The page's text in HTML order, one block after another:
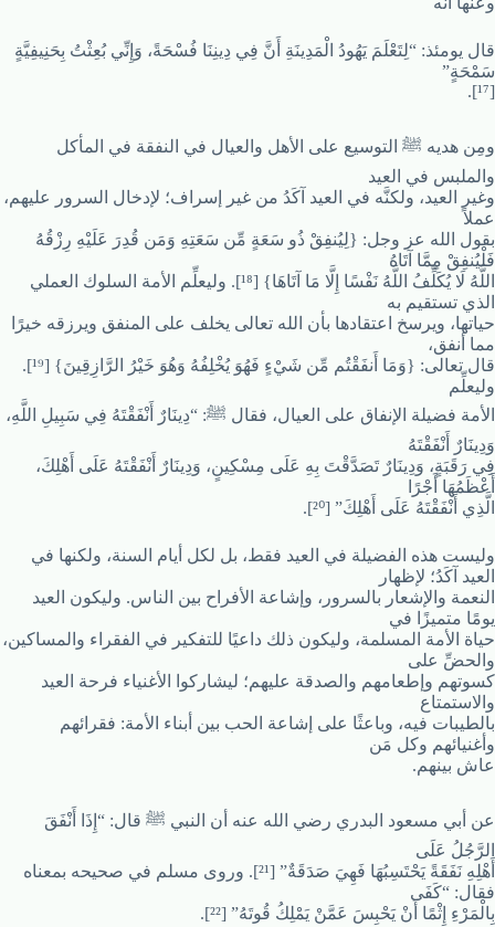
قال يومئذ: “لِتَعْلَمَ يَهُودُ الْمَدِينَةِ أَنَّ فِي دِينِنَا فُسْحَةً، وَإِنِّي بُعِثْتُ بِحَنِيفِيَّةٍ
سَمْحَةٍ”
[¹⁷].
ومِن هديه ﷺ التوسيع على الأهل والعيال في النفقة في المأكل
والملبس في العيد
وغير العيد، ولكنَّه في العيد آكَدُ من غير إسراف؛ لإدخال السرور عليهم،
عملاً
بقول الله عز وجل: {لِيُنفِقْ ذُو سَعَةٍ مِّن سَعَتِهِ وَمَن قُدِرَ عَلَيْهِ رِزْقُهُ
فَلْيُنفِقْ مِمَّا آتَاهُ
اللَّهُ لَا يُكَلِّفُ اللَّهُ نَفْسًا إِلَّا مَا آتَاهَا} [¹⁸]. وليعلِّم الأمة السلوك العملي
الذي تستقيم به
حياتها، ويرسخ اعتقادها بأن الله تعالى يخلف على المنفق ويرزقه خيرًا
مما أنفق،
قال تعالى: {وَمَا أَنفَقْتُم مِّن شَيْءٍ فَهُوَ يُخْلِفُهُ وَهُوَ خَيْرُ الرَّازِقِينَ} [¹⁹].
وليعلِّم
الأمة فضيلة الإنفاق على العيال، فقال ﷺ: “دِينَارٌ أَنْفَقْتَهُ فِي سَبِيلِ اللَّهِ،
وَدِينَارٌ أَنْفَقْتَهُ
فِي رَقَبَةٍ، وَدِينَارٌ تَصَدَّقْتَ بِهِ عَلَى مِسْكِينٍ، وَدِينَارٌ أَنْفَقْتَهُ عَلَى أَهْلِكَ،
أَعْظَمُهَا أَجْرًا
الَّذِي أَنْفَقْتَهُ عَلَى أَهْلِكَ” [²⁰].
وليست هذه الفضيلة في العيد فقط، بل لكل أيام السنة، ولكنها في
العيد آكَدُ؛ لإظهار
النعمة والإشعار بالسرور، وإشاعة الأفراح بين الناس. وليكون العيد
يومًا متميزًا في
حياة الأمة المسلمة، وليكون ذلك داعيًا للتفكير في الفقراء والمساكين،
والحضِّ على
كسوتهم وإطعامهم والصدقة عليهم؛ ليشاركوا الأغنياء فرحة العيد
والاستمتاع
بالطيبات فيه، وباعثًا على إشاعة الحب بين أبناء الأمة: فقرائهم
وأغنيائهم وكل مَن
عاش بينهم.
عن أبي مسعود البدري رضي الله عنه أن النبي ﷺ قال: “إِذَا أَنْفَقَ
الرَّجُلُ عَلَى
أَهْلِهِ نَفَقَةً يَحْتَسِبُهَا فَهِيَ صَدَقَةٌ” [²¹]. وروى مسلم في صحيحه بمعناه
فقال: “كَفَى
بِالْمَرْءِ إِثْمًا أَنْ يَحْبِسَ عَمَّنْ يَمْلِكُ قُوتَهُ” [²²].